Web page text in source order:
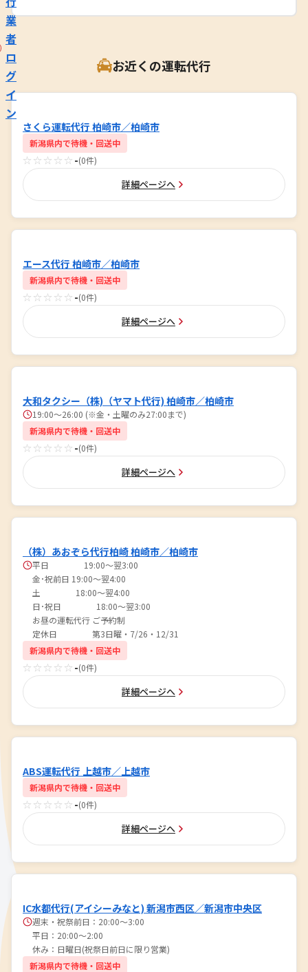
業
者
ロ
グ
イ
ン
お近くの運転代行
さくら運転代行 柏崎市／柏崎市
新潟県内で待機・回送中
☆☆☆☆☆ -(0件)
詳細ページへ
エース代行 柏崎市／柏崎市
新潟県内で待機・回送中
☆☆☆☆☆ -(0件)
詳細ページへ
大和タクシー（株)（ヤマト代行) 柏崎市／柏崎市
19:00～26:00 (※金・土曜のみ27:00まで)
新潟県内で待機・回送中
☆☆☆☆☆ -(0件)
詳細ページへ
（株）あおぞら代行柏崎 柏崎市／柏崎市
平日 19:00〜翌3:00
金･祝前日 19:00〜翌4:00
土 18:00〜翌4:00
日･祝日 18:00〜翌3:00
お昼の運転代行 ご予約制
定休日 第3日曜・7/26・12/31
新潟県内で待機・回送中
☆☆☆☆☆ -(0件)
詳細ページへ
ABS運転代行 上越市／上越市
新潟県内で待機・回送中
☆☆☆☆☆ -(0件)
詳細ページへ
IC水都代行(アイシーみなと) 新潟市西区／新潟市中央区
週末・祝祭前日：20:00～3:00
平日：20:00～2:00
休み：日曜日(祝祭日前日に限り営業)
新潟県内で待機・回送中